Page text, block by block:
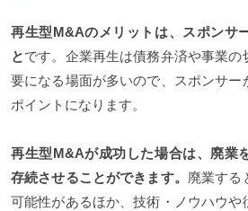
再生型M&Aのメリットは、スポンサ
とです。企業再生は債務弁済や事業
要になる場面が多いので、スポンサー
ポイントになります。
再生型M&Aが成功した場合は、廃業
存続させることができます。 廃業する
可能性があるほか、技術・ノウハウや